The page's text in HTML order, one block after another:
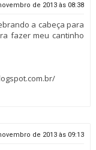
de 2013 às 08:38
a cabeça para
fazer meu cantinho
de 2013 às 09:13